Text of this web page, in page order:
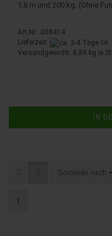
1,8 m und 200 kg. (Ohne
Art.Nr.: 008414
Lieferzeit:
ca.
Versandgewicht: 8,89 kg je
IN
Sortieren nach
Sortieren nach
1